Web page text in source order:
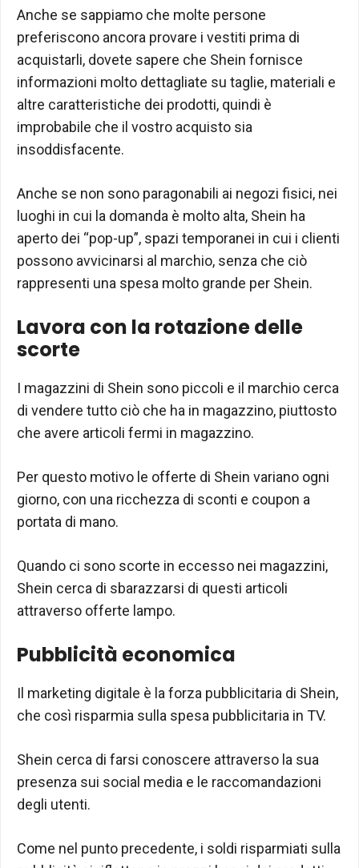
Anche se sappiamo che molte persone
preferiscono ancora provare i vestiti prima di
acquistarli, dovete sapere che Shein fornisce
informazioni molto dettagliate su taglie, materiali e
altre caratteristiche dei prodotti, quindi è
improbabile che il vostro acquisto sia
insoddisfacente.
Anche se non sono paragonabili ai negozi fisici, nei
luoghi in cui la domanda è molto alta, Shein ha
aperto dei “pop-up”, spazi temporanei in cui i clienti
possono avvicinarsi al marchio, senza che ciò
rappresenti una spesa molto grande per Shein.
Lavora con la rotazione delle
scorte
I magazzini di Shein sono piccoli e il marchio cerca
di vendere tutto ciò che ha in magazzino, piuttosto
che avere articoli fermi in magazzino.
Per questo motivo le offerte di Shein variano ogni
giorno, con una ricchezza di sconti e coupon a
portata di mano.
Quando ci sono scorte in eccesso nei magazzini,
Shein cerca di sbarazzarsi di questi articoli
attraverso offerte lampo.
Pubblicità economica
Il marketing digitale è la forza pubblicitaria di Shein,
che così risparmia sulla spesa pubblicitaria in TV.
Shein cerca di farsi conoscere attraverso la sua
presenza sui social media e le raccomandazioni
degli utenti.
Come nel punto precedente, i soldi risparmiati sulla